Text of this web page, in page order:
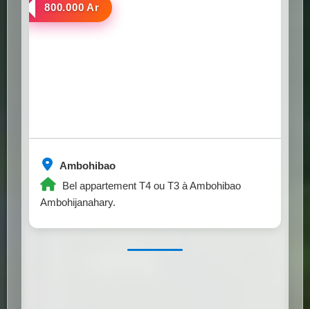
Ambohibao
Bel appartement T4 ou T3 à Ambohibao
Ambohijanahary.
a louer
800.000 Ar